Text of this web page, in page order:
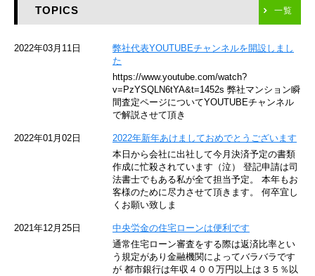
東海道新幹線
東京メトロ東西線
京王井の頭線
JR湘南新宿ライン
京王京王線
TOPICS 一覧
2022年03月11日
弊社代表YOUTUBEチャンネルを開設しまし
た
https://www.youtube.com/watch?
v=PzYSQLN6tYA&t=1452s 弊社マンション瞬
間査定ページについてYOUTUBEチャンネル
で解説させて頂き
2022年01月02日
2022年新年あけましておめでとうございます
本日から会社に出社して今月決済予定の書類
作成に忙殺されています（泣） 登記申請は司
法書士でもある私が全て担当予定。 本年もお
客様のために尽力させて頂きます。 何卒宜し
くお願い致しま
2021年12月25日
中央労金の住宅ローンは便利です
通常住宅ローン審査をする際は返済比率とい
う規定があり金融機関によってバラバラです
が 都市銀行は年収４００万円以上は３５％以